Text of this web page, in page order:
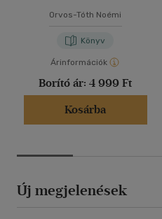
Orvos-Tóth Noémi
Könyv
Árinformációk
Borító ár: 4 999 Ft
Kosárba
Új megjelenések